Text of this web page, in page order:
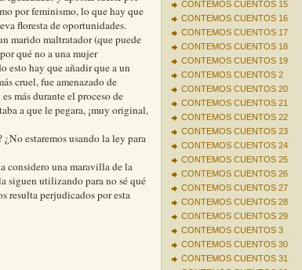
CONTEMOS CUENTOS 15
CONTEMOS CUENTOS 16
CONTEMOS CUENTOS 17
CONTEMOS CUENTOS 18
CONTEMOS CUENTOS 19
CONTEMOS CUENTOS 2
CONTEMOS CUENTOS 20
CONTEMOS CUENTOS 21
CONTEMOS CUENTOS 22
CONTEMOS CUENTOS 23
CONTEMOS CUENTOS 24
CONTEMOS CUENTOS 25
CONTEMOS CUENTOS 26
CONTEMOS CUENTOS 27
CONTEMOS CUENTOS 28
CONTEMOS CUENTOS 29
CONTEMOS CUENTOS 3
CONTEMOS CUENTOS 30
CONTEMOS CUENTOS 31
por feminismo, lo que hay que
floresta de oportunidades.
marido maltratador (que puede
qué no a una mujer
esto hay que añadir que a un
cruel, fue amenazado de
más durante el proceso de
a que le pegara, ¡muy original,
estaremos usando la ley para
considero una maravilla de la
siguen utilizando para no sé qué
resulta perjudicados por esta